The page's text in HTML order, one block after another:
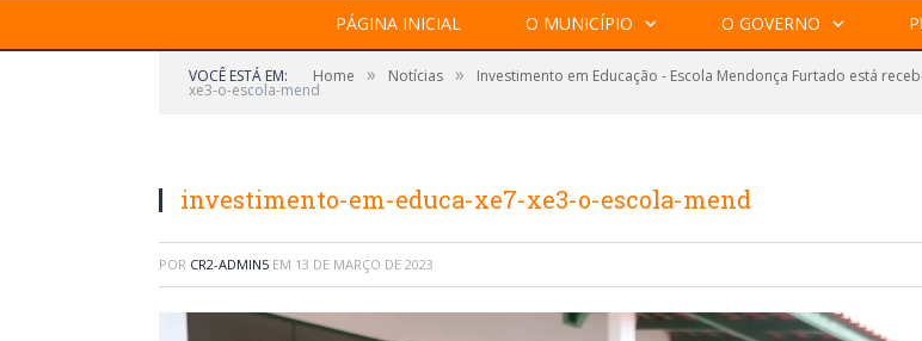
PÁGINA INICIAL O MUNICÍPIO O GOVERNO
VOCÊ ESTÁ EM: Home » Notícias » Investimento em Educação - Escola Mendonça Furtado está
xe3-o-escola-mend
investimento-em-educa-xe7-xe3-o-escola-mend
POR CR2-ADMIN5 EM 13 DE MARÇO DE 2023
Tocador